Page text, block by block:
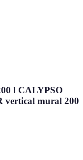
l CALYPSO
mural 200